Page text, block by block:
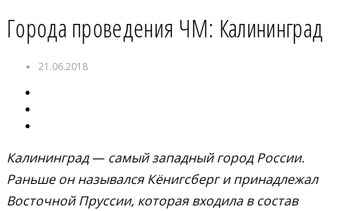
Города проведения ЧМ: Калининград
21.06.2018
Калининград— самый западный город России.
Раньше он назывался Кёнигсберг и принадлежал
Восточной Пруссии, которая входила в состав